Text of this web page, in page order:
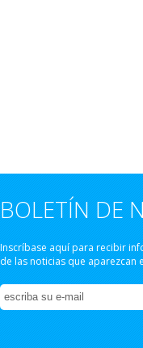
BOLETÍN DE
Inscríbase aquí para recibir
de las noticias que aparezcan